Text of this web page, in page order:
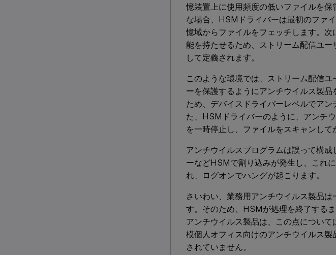
憶装置上に使用頻度の低いファイルを
な場合、HSMドライバーは最初のファ
憶域からファイルをフェッチします。
能を持たせるため、ストリーム配信ユ
して定義されます。
このような環境では、ストリーム配信
ーを保護するようにアンチウイルス製
ため、デバイスドライバーレベルでア
た、HSMドライバーのように、アンチ
を一時停止し、ファイルをスキャンして
アンチウイルスプログラムは誤って構
ーなどHSMで割り込みが発生し、これ
れ、ログオンでハングが起こります。
さいわい、業務用アンチウイルス製品
す。そのため、HSMが処理を終了する
アンチウイルス製品は、この点につい
模個人オフィス向けのアンチウイルス
されていません。